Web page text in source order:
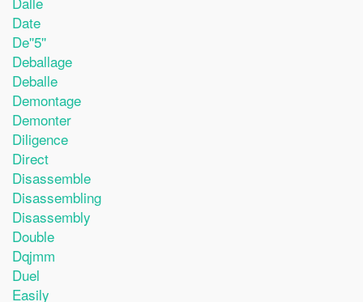
Date
De''5''
Deballage
Deballe
Demontage
Demonter
Diligence
Direct
Disassemble
Disassembling
Disassembly
Double
Dqjmm
Duel
Easily